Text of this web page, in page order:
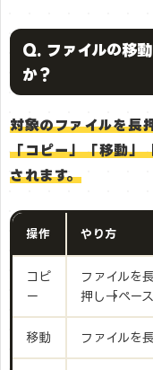
Q. ファイルの移
か？
対象のファイルを長
「コピー」「移動」
されます。
操作 やり方
コピ
ー
ファイルを
押し→「ペー
移動 ファイルを